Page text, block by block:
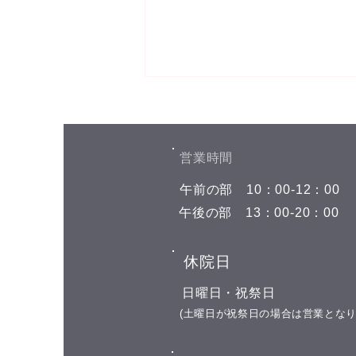
空き状況をお知らせします 8月7
ん 午後の部 空きがありません 8
月8日(土) 午前の部 空きがありま
8月9日(日)←今日はここです お休
み 8月10日(月) 午前の部 11:00 午
後の部 16:00 17:00 18:00 19:00 8
月11日(火) 山の日の祝日 お休み
​営業時間
​午前の部 ​10：00-12：00
​午後の部 ​13：00-20：00
​休院日
​日曜日・祝祭日
​(土曜日が祝祭日の場合は営業とな